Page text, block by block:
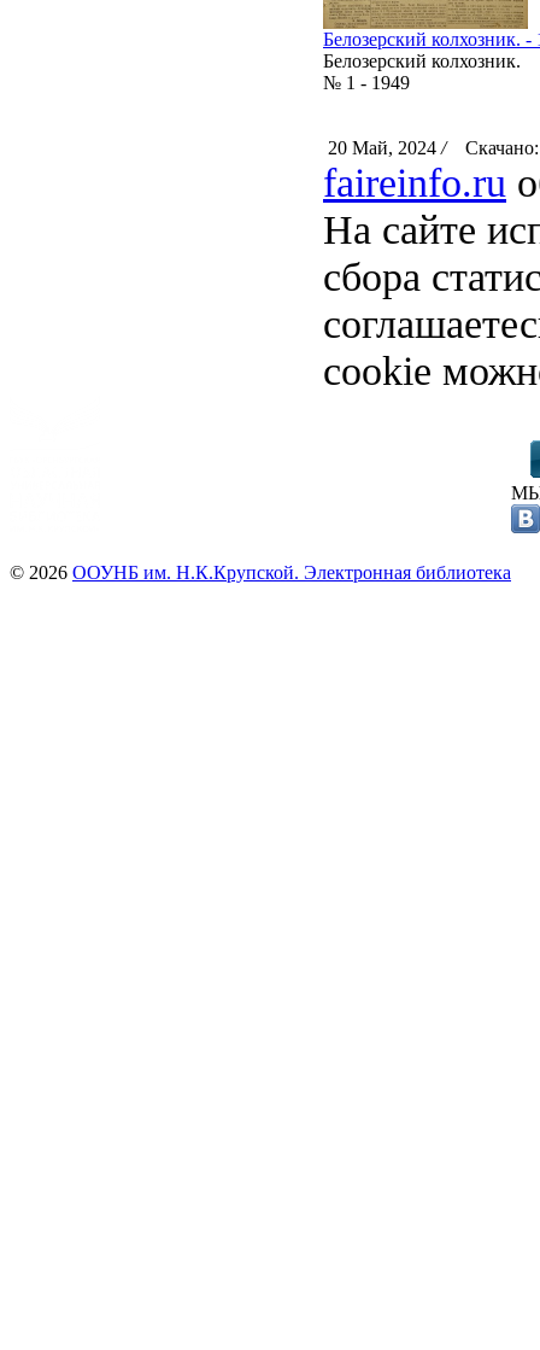
Белозерский колхозник.
Белозерский колхозник.
№ 1 - 1949
20 Май, 2024 /
faireinfo.ru
На сайте
сбора
cookie
© 2026 ООУНБ им. Н.К.Крупской. Электронная библиотека